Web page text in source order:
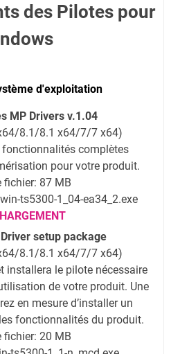
des Pilotes pour
d'exploitation
MP Drivers v.1.04
8.1/8.1 x64/7/7 x64)
complètes
pour votre produit.
fichier: 87 MB
ts5300-1_04-ea34_2.exe
setup package
8.1/8.1 x64/7/7 x64)
installera le pilote nécessaire
de votre produit. Une
en mesure d’installer un
fonctionnalités du produit.
fichier: 20 MB